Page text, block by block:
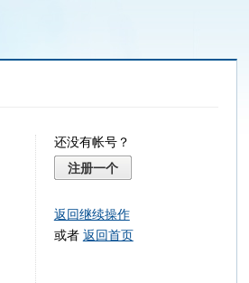
还没有帐号？
注册一个
返回继续操作
或者 返回首页